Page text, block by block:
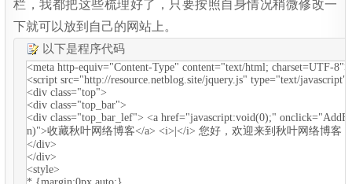
栏，我都把这些梳理好了，只要按照自身情况稍微修改一
下就可以放到自己的网站上。
以下是程序代码